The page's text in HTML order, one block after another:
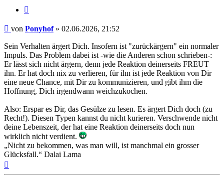
Beitrag
von Ponyhof» 02.06.2026, 21:52
Sein Verhalten ärgert Dich. Insofern ist "zurückärgern" ein normaler
Impuls. Das Problem dabei ist -wie die Anderen schon schrieben-:
Er lässt sich nicht ärgern, denn jede Reaktion deinerseits FREUT
ihn. Er hat doch nix zu verlieren, für ihn ist jede Reaktion von Dir
eine neue Chance, mit Dir zu kommunizieren, und gibt ihm die
Hoffnung, Dich irgendwann weichzukochen.
Also: Erspar es Dir, das Gesülze zu lesen. Es ärgert Dich doch (zu
Recht!). Diesen Typen kannst du nicht kurieren. Verschwende nicht
deine Lebenszeit, der hat eine Reaktion deinerseits doch nun
wirklich nicht verdient.
„Nicht zu bekommen, was man will, ist manchmal ein grosser
Glücksfall.“ Dalai Lama
oben